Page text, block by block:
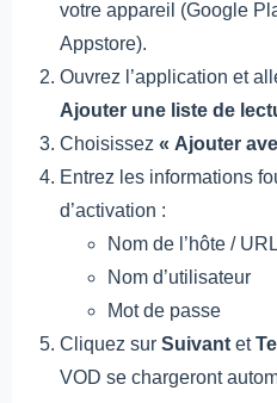
votre appareil (Google
Appstore).
Ouvrez l’application et
Ajouter une liste de
Choisissez « Ajouter
Entrez les informations
d’activation :
Nom de l’hôte / URL
Nom d’utilisateur
Mot de passe
Cliquez sur Suivant et
VOD se chargeront